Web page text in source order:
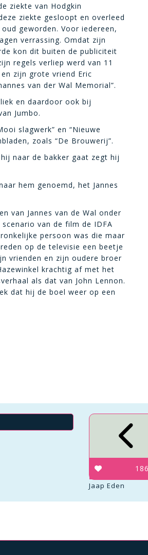
ziekte van Hodgkin
ziekte gesloopt en overleed
geworden. Voor iedereen,
verrassing. Omdat zijn
kon dit buiten de publiciteit
regels verliep werd van 11
zijn grote vriend Eric
van der Wal Memorial”.
en daardoor ook bij
Jumbo.
slagwerk” en “Nieuwe
zoals “De Brouwerij”.
naar de bakker gaat zegt hij
hem genoemd, het Jannes
van Jannes van de Wal onder
van de film de IDFA
persoon was die maar
op de televisie een beetje
vrienden en zijn oudere broer
krachtig af met het
als dat van John Lennon.
dat hij de boel weer op een
Jaap Eden